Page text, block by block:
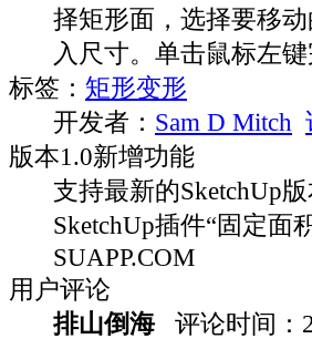
择矩形面，选择要移
入尺寸。单击鼠标左键
标签： 矩形变形
开发者： Sam D Mitch
版本1.0新增功能
支持最新的SketchUp版
SketchUp插件“固定面
SUAPP.COM
用户评论
排山倒海
评论时间：